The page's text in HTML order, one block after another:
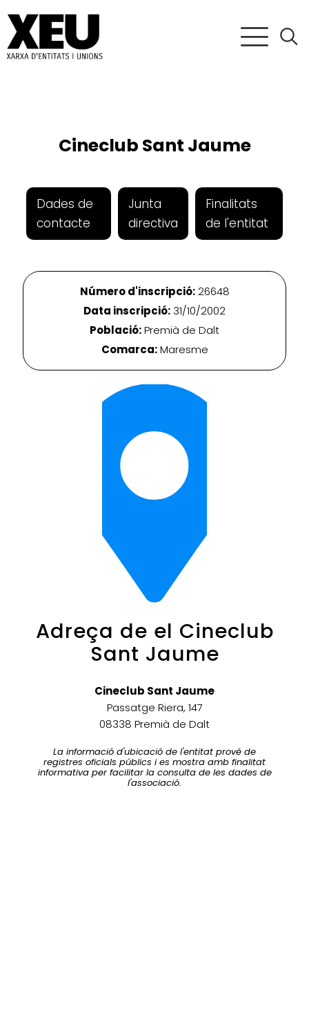
Cineclub Sant Jaume
Dades de
contacte
Junta
directiva
Finalitats
de l'entitat
Número d'inscripció:26648
Data inscripció: 31/10/2002
Població:Premià de Dalt
Comarca:Maresme
Adreça de el Cineclub
Sant Jaume
Cineclub Sant Jaume
Passatge Riera, 147
08338 Premià de Dalt
La informació d'ubicació de l'entitat prové de
registres oficials públics i es mostra amb finalitat
informativa per facilitar la consulta de les dades de
l'associació.